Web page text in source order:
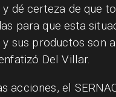
dé certeza de que
para que esta
sus productos son
Del Villar.
acciones, el